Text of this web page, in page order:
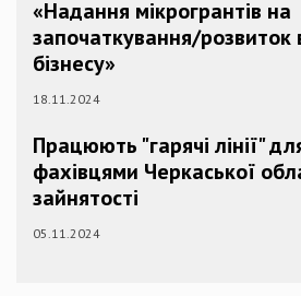
«Надання мікрогрантів на
започаткування/розвиток
бізнесу»
18.11.2024
Працюють "гарячі лінії"
фахівцями Черкаської
зайнятості
05.11.2024